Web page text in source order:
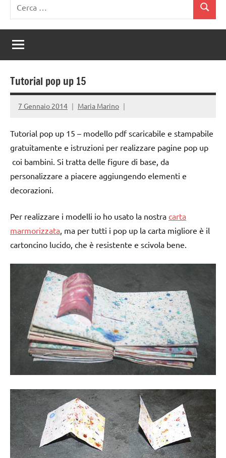
per:
Cerca
Tutorial pop up 15
7 Gennaio 2014 Maria Marino
Tutorial pop up 15 – modello pdf scaricabile e stampabile
gratuitamente e istruzioni per realizzare pagine pop up
coi bambini. Si tratta delle figure di base, da
personalizzare a piacere aggiungendo elementi e
decorazioni.
Per realizzare i modelli io ho usato la nostra carta
marmorizzata , ma per tutti i pop up la carta migliore è il
cartoncino lucido, che è resistente e scivola bene.